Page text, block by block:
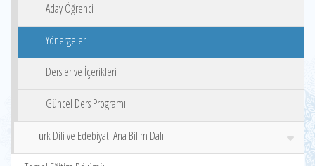
Aday Öğrenci
Yönergeler
Dersler ve İçerikleri
Güncel Ders Programı
Türk Dili ve Edebiyatı Ana Bilim Dalı